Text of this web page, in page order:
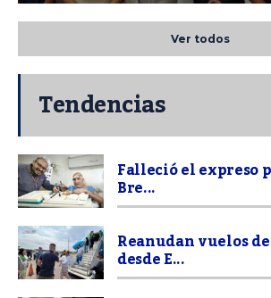
Ver todos
Tendencias
Falleció el expreso
Bre...
Reanudan vuelos
desde E...